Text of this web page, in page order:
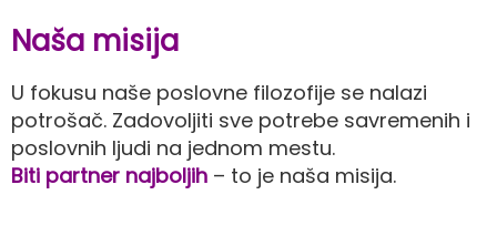
Naša misija
U fokusu naše poslovne filozofije se nalazi
potrošač. Zadovoljiti sve potrebe savremenih i
poslovnih ljudi na jednom mestu.
Biti partner najboljih – to je naša misija.